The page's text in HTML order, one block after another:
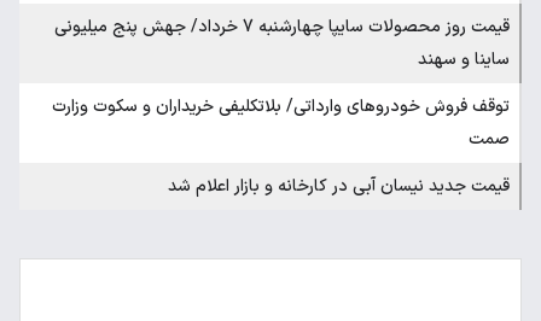
قیمت روز محصولات سایپا چهارشنبه 7 خرداد/ جهش پنج میلیونی
ساینا و سهند
توقف فروش خودروهای وارداتی/ بلاتکلیفی خریداران و سکوت وزارت
صمت
قیمت جدید نیسان آبی در کارخانه و بازار اعلام شد